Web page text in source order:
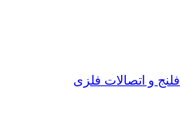
فلنج و اتصالات فلزی